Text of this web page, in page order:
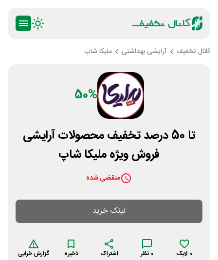
کانال تخفیف آرایشی بهداشتی ملیکا شاپ
50%
تا 50 درصد تخفیف محصولات آرایشی
فروش ویژه ملیکا شاپ
منقضی شده
لینک خرید
0 لایک 0 نظر اشتراک ذخیره گزارش خرابی